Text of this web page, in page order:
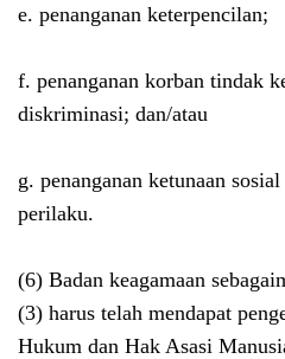
e. penanganan keterpencilan;
f. penanganan korban tindak
diskriminasi; dan/atau
g. penanganan ketunaan
perilaku.
(6) Badan keagamaan
(3) harus telah mendapat
Hukum dan Hak Asasi